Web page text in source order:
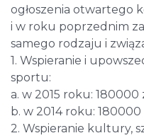
ogłoszenia otwartego
i w roku poprzednim
samego rodzaju i
1. Wspieranie i
sportu:
a. w 2015 roku: 180000
b. w 2014 roku: 180000
2. Wspieranie kultury,